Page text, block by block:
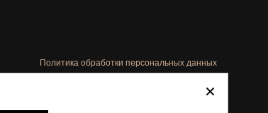
Политика обработки персональных данных